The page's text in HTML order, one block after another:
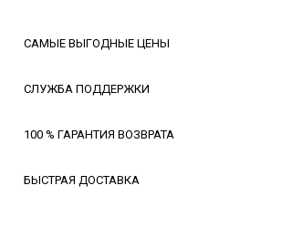
САМЫЕ ВЫГОДНЫЕ ЦЕНЫ
СЛУЖБА ПОДДЕРЖКИ
100 % ГАРАНТИЯ ВОЗВРАТА
БЫСТРАЯ ДОСТАВКА